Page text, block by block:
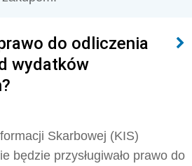
do odliczenia
wydatków
Skarbowej (KIS)
będzie przysługiwało prawo do